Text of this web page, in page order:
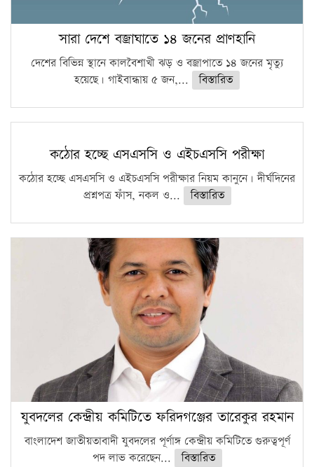
সারা দেশে বজ্রাঘাতে ১৪ জনের প্রাণহানি
দেশের বিভিন্ন স্থানে কালবৈশাখী ঝড় ও বজ্রাপাতে ১৪ জনের মৃত্যু
হয়েছে। গাইবান্ধায় ৫ জন,...
বিস্তারিত
কঠোর হচ্ছে এসএসসি ও এইচএসসি পরীক্ষা
কঠোর হচ্ছে এসএসসি ও এইচএসসি পরীক্ষার নিয়ম কানুনে। দীর্ঘদিনের
প্রশ্নপত্র ফাঁস, নকল ও...
বিস্তারিত
যুবদলের কেন্দ্রীয় কমিটিতে ফরিদগঞ্জের তারেকুর রহমান
বাংলাদেশ জাতীয়তাবাদী যুবদলের পূর্ণাঙ্গ কেন্দ্রীয় কমিটিতে গুরুত্বপূর্ণ
পদ লাভ করেছেন...
বিস্তারিত